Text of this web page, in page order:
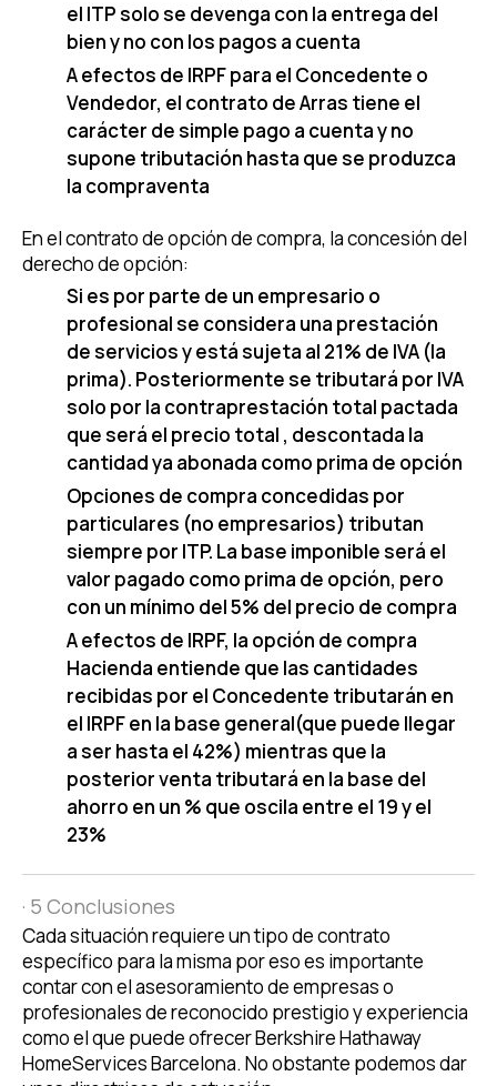
el ITP solo se devenga con la entrega del
bien y no con los pagos a cuenta
A efectos de IRPF para el Concedente o
Vendedor, el contrato de Arras tiene el
carácter de simple pago a cuenta y no
supone tributación hasta que se produzca
la compraventa
En el contrato de opción de compra, la concesión del
derecho de opción:
Si es por parte de un empresario o
profesional se considera una prestación
de servicios y está sujeta al 21% de IVA (la
prima). Posteriormente se tributará por IVA
solo por la contraprestación total pactada
que será el precio total , descontada la
cantidad ya abonada como prima de opción
Opciones de compra concedidas por
particulares (no empresarios) tributan
siempre por ITP. La base imponible será el
valor pagado como prima de opción, pero
con un mínimo del 5% del precio de compra
A efectos de IRPF, la opción de compra
Hacienda entiende que las cantidades
recibidas por el Concedente tributarán en
el IRPF en la base general(que puede llegar
a ser hasta el 42%) mientras que la
posterior venta tributará en la base del
ahorro en un % que oscila entre el 19 y el
23%
· 5 Conclusiones
Cada situación requiere un tipo de contrato
específico para la misma por eso es importante
contar con el asesoramiento de empresas o
profesionales de reconocido prestigio y experiencia
como el que puede ofrecer Berkshire Hathaway
HomeServices Barcelona. No obstante podemos dar